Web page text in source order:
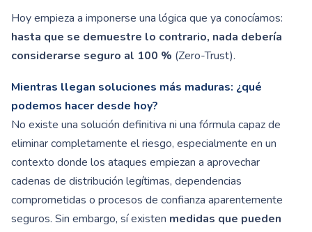
Hoy empieza a imponerse una lógica que ya conocíamos:
hasta que se demuestre lo contrario, nada debería
considerarse seguro al 100 % (Zero-Trust).
Mientras llegan soluciones más maduras: ¿qué
podemos hacer desde hoy?
No existe una solución definitiva ni una fórmula capaz de
eliminar completamente el riesgo, especialmente en un
contexto donde los ataques empiezan a aprovechar
cadenas de distribución legítimas, dependencias
comprometidas o procesos de confianza aparentemente
seguros. Sin embargo, sí existen medidas que pueden